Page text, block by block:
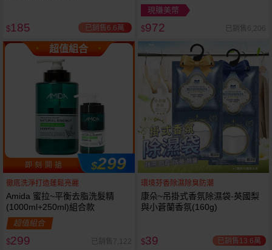
$185 已銷售6.6萬
現賺美幣
$972 已銷售6,206
超值組合
即 刻 開 搶 $299
徹底洗淨打造蓬鬆亮麗
Amida 蜜拉~平衡去脂洗髮精
(1000ml+250ml)組合款
超值組合
$299 已銷售7,122
環境芬香除濕除臭防潮
康朵~吊掛式香氛除濕袋-英國梨
與小蒼蘭香氛(160g)
$39 已銷售13.6萬